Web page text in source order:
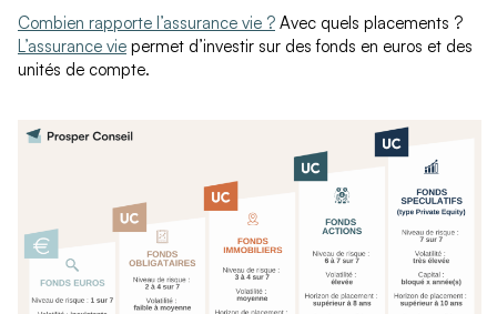
Combien rapporte l’assurance vie ? Avec quels placements ?
L’assurance vie permet d’investir sur des fonds en euros et des
unités de compte.